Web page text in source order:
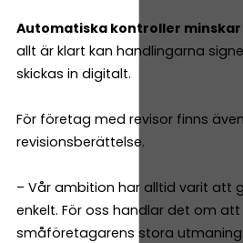
Automatiska kontroller
allt är klart kan handlingarna
skickas in digitalt.
För företag med revisor finns
revisionsberättelse.
– Vår ambition har alltid varit att
enkelt. För oss handlar det om
småföretagarens stora